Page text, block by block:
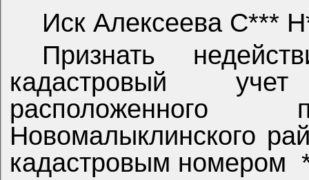
Иск Алексеева С***
Признать
кадастровый
Новомалыклинского
кадастровым номером